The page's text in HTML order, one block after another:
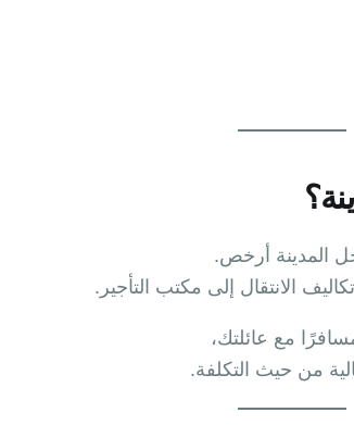
المدينة أرخص.
الانتقال إلى مكتب التأجير.
مع عائلتك،
من حيث التكلفة.